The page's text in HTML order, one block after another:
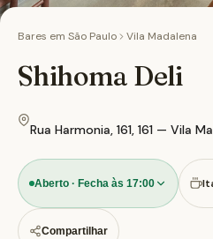
Bares em São Paulo Vila Madalena
Shihoma Deli
Rua Harmonia, 161, 161 — Vila
Aberto · Fecha às 17:00
Compartilhar